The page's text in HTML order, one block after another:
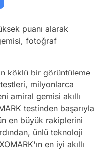
puanı alarak
fotoğraf
köklü bir görüntüleme
milyonlarca
amiral gemisi akıllı
testinden başarıyla
en büyük rakiplerini
ünlü teknoloji
en iyi akıllı